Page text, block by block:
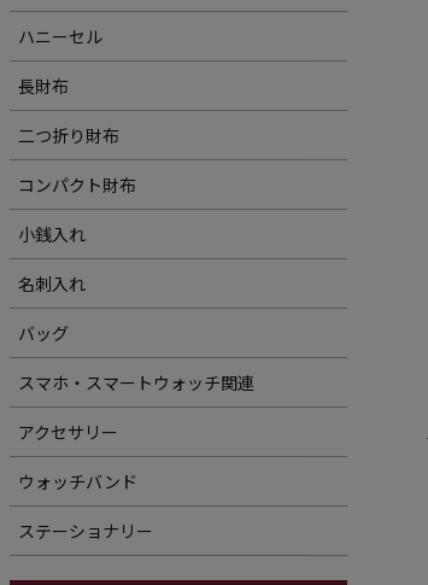
ハニーセル
長財布
二つ折り財布
コンパクト財布
小銭入れ
名刺入れ
バッグ
スマホ・スマートウォッチ関連
アクセサリー
ウォッチバンド
ステーショナリー